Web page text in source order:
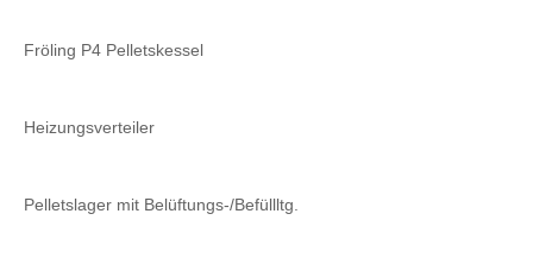
Fröling P4 Pelletskessel
Heizungsverteiler
Pelletslager mit Belüftungs-/Befüllltg.